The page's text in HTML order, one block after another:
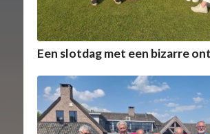
Een slotdag met een bizarre